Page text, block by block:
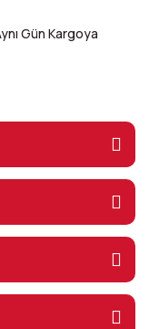
Gün Kargoya